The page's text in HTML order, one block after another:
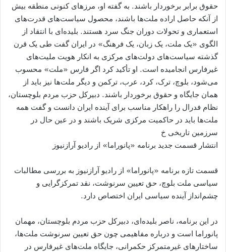
حقوق برابر برخوردار باشند. به گفته او، مرزهای کنونی منطقه بیش
از آنکه حاصل اراده ملت‌ها باشند، محصول سیاست‌های قدرت‌های
استعماری و تحولات دوران جنگ سرد هستند. بلیده‌ای با انتقاد از
الگوی «یک ملت، یک زبان، یک فرهنگ» در ایران گفت طی یک قرن
گذشته سیاست‌های دولت‌های مرکزی به انکار هویت ملیت‌های
غیرفارس انجامیده است. او تأکید کرد اگر فارس «ملت» محسوب
می‌شود، بلوچ، ترک، کرد، عرب، ترکمن و دیگر ملت‌ها نیز باید از
همان جایگاه و حقوق برخوردار باشند. دبیرکل حزب مردم بلوچستان،
نظام فدرال را راهکار مناسب برای آینده ایران دانست و گفت همه
ملت‌ها باید در حاکمیت مرکزی شریک باشند و در عین حال در
سرزمین تاریخی خ
انتشار قسمت جدید برنامه «پانوراما» از رادیو آرازنیوز
قسمت تازه برنامه «پانوراما» از رادیو آرازنیوز به بررسی مطالبات
سیاسی ملت بلوچ، حق تعیین سرنوشت، نقد تمرکزگرایی و
چشم‌انداز آینده سیاسی ایران اختصاص دارد.
در این برنامه، ناصر بلیده‌ای، دبیرکل حزب مردم بلوچستان، مهمان
پانوراما است و درباره مفاهیمی چون حق تعیین سرنوشت ملت‌ها،
ساختارهای غیرمتمرکز حکمرانی، جایگاه ملت‌های غیرفارس در